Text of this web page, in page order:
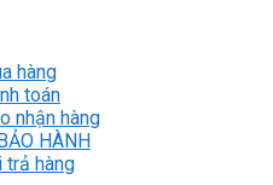
hàng
toán
nhận hàng
HÀNH
trả hàng